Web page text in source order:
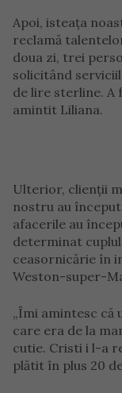
Apoi, isteața
reclamă
doua zi, trei
solicitând
de lire sterline. A
amintit Liliana.
Ulterior, clienții
nostru au
afacerile au
determinat
ceasornicărie în
Weston-super-
„Îmi amintesc că
care era de la
cutie. Cristi i l-a
plătit în plus 20